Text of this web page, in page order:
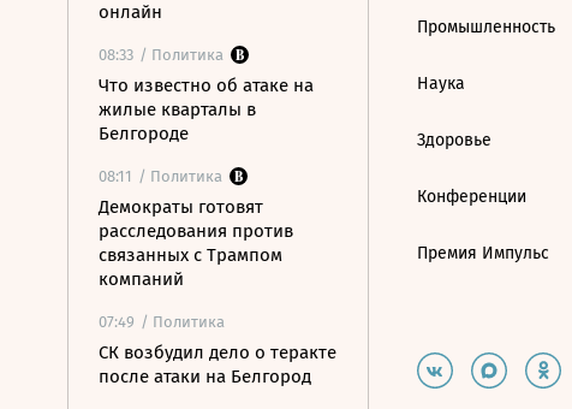
онлайн
08:33 / Политика
Что известно об атаке на
жилые кварталы в
Белгороде
08:11 / Политика
Демократы готовят
расследования против
связанных с Трампом
компаний
07:49 / Политика
СК возбудил дело о теракте
после атаки на Белгород
Промышленность
Наука
Здоровье
Конференции
Премия Импульс